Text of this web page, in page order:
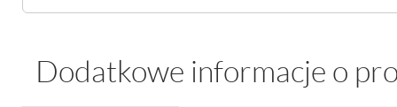
tarasowy -
Dodatkowe informacje o